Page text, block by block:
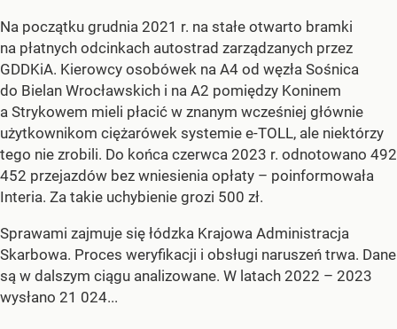
Na początku grudnia 2021 r. na stałe otwarto bramki
na płatnych odcinkach autostrad zarządzanych przez
GDDKiA. Kierowcy osobówek na A4 od węzła Sośnica
do Bielan Wrocławskich i na A2 pomiędzy Koninem
a Strykowem mieli płacić w znanym wcześniej głównie
użytkownikom ciężarówek systemie e-TOLL, ale niektórzy
tego nie zrobili. Do końca czerwca 2023 r. odnotowano 492
452 przejazdów bez wniesienia opłaty – poinformowała
Interia. Za takie uchybienie grozi 500 zł.
Sprawami zajmuje się łódzka Krajowa Administracja
Skarbowa. Proces weryfikacji i obsługi naruszeń trwa. Dane
są w dalszym ciągu analizowane. W latach 2022 – 2023
wysłano 21 024...